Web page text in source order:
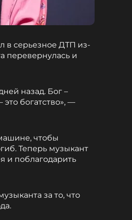
в серьезное ДТП из-
перевернулась и
назад. Бог –
богатство», —
чтобы
Теперь музыкант
и поблагодарить
за то, что